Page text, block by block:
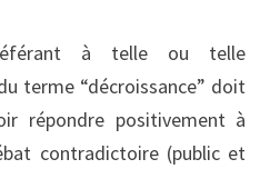
à telle ou telle
terme “décroissance” doit
répondre positivement à
contradictoire (public et